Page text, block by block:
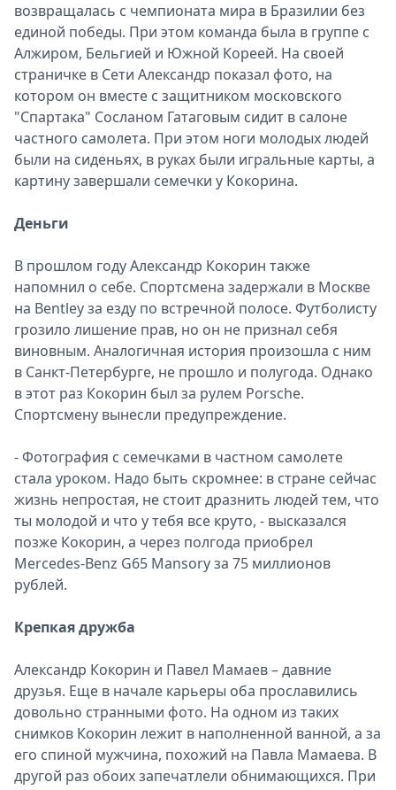
возвращалась с чемпионата мира в Бразилии без
единой победы. При этом команда была в группе с
Алжиром, Бельгией и Южной Кореей. На своей
страничке в Сети Александр показал фото, на
котором он вместе с защитником московского
"Спартака" Сосланом Гатаговым сидит в салоне
частного самолета. При этом ноги молодых людей
были на сиденьях, в руках были игральные карты, а
картину завершали семечки у Кокорина.
Деньги
В прошлом году Александр Кокорин также
напомнил о себе. Спортсмена задержали в Москве
на Bentley за езду по встречной полосе. Футболисту
грозило лишение прав, но он не признал себя
виновным. Аналогичная история произошла с ним
в Санкт-Петербурге, не прошло и полугода. Однако
в этот раз Кокорин был за рулем Porsche.
Спортсмену вынесли предупреждение.
- Фотография с семечками в частном самолете
стала уроком. Надо быть скромнее: в стране сейчас
жизнь непростая, не стоит дразнить людей тем, что
ты молодой и что у тебя все круто, - высказался
позже Кокорин, а через полгода приобрел
Mercedes-Benz G65 Mansory за 75 миллионов
рублей.
Крепкая дружба
Александр Кокорин и Павел Мамаев – давние
друзья. Еще в начале карьеры оба прославились
довольно странными фото. На одном из таких
снимков Кокорин лежит в наполненной ванной, а за
его спиной мужчина, похожий на Павла Мамаева. В
другой раз обоих запечатлели обнимающихся. При